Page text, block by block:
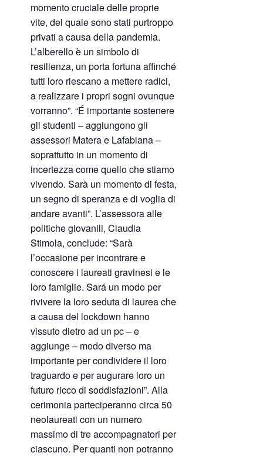
momento cruciale delle proprie
vite, del quale sono stati purtroppo
privati a causa della pandemia.
L’alberello è un simbolo di
resilienza, un porta fortuna affinché
tutti loro riescano a mettere radici,
a realizzare i propri sogni ovunque
vorranno”. “É importante sostenere
gli studenti – aggiungono gli
assessori Matera e Lafabiana –
soprattutto in un momento di
incertezza come quello che stiamo
vivendo. Sarà un momento di festa,
un segno di speranza e di voglia di
andare avanti”. L’assessora alle
politiche giovanili, Claudia
Stimola, conclude: “Sarà
l’occasione per incontrare e
conoscere i laureati gravinesi e le
loro famiglie. Sará un modo per
rivivere la loro seduta di laurea che
a causa del lockdown hanno
vissuto dietro ad un pc – e
aggiunge – modo diverso ma
importante per condividere il loro
traguardo e per augurare loro un
futuro ricco di soddisfazioni”. Alla
cerimonia parteciperanno circa 50
neolaureati con un numero
massimo di tre accompagnatori per
ciascuno. Per quanti non potranno